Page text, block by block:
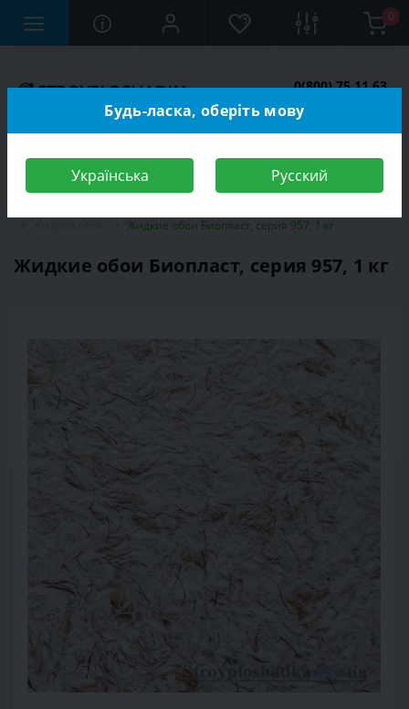
0
0(800) 75 11 63
Жидкие обои Биопласт, серия 957, 1 кг
Жидкие обои Биопласт, серия 957, 1 кг
Будь-ласка, оберіть мову
Українська Русский